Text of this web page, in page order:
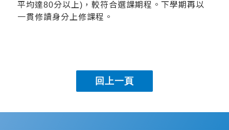
平均達80分以上)，較符合選課期程。下學期再以
一貫修讀身分上修課程。